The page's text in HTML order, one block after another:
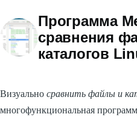
Программа
сравнения
каталогов
Визуальносравнить файлы и
многофункциональная